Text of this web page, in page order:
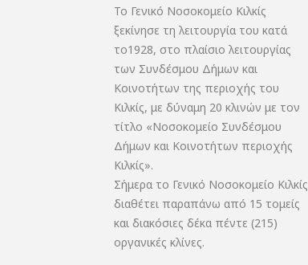
Το Γενικό Νοσοκομείο Κιλκίς
ξεκίνησε τη λειτουργία του κατά
το1928, στο πλαίσιο λειτουργίας
των Συνδέσμου Δήμων και
Κοινοτήτων της περιοχής του
Κιλκίς, με δύναμη 20 κλινών με τον
τίτλο «Νοσοκομείο Συνδέσμου
Δήμων και Κοινοτήτων περιοχής
Κιλκίς».
Σήμερα το Γενικό Νοσοκομείο Κιλκίς
διαθέτει παραπάνω από 15 τομείς
και διακόσιες δέκα πέντε (215)
οργανικές κλίνες.